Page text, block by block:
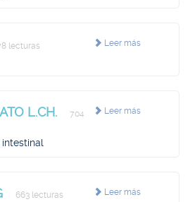
Leer más
lecturas
Leer más
L.CH.
704
Leer más
663 lecturas